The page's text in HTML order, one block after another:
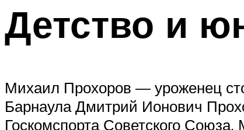
Детство и
Михаил Прохоров — уроженец
Барнаула Дмитрий Ионович
Госкомспорта Советского